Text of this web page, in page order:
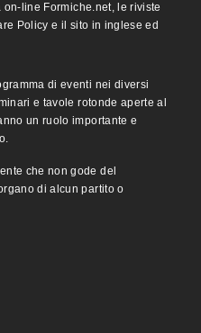
line Formiche.net, le riviste
Policy e il sito in inglese ed
di eventi nei diversi
e tavole rotonde aperte al
un ruolo importante e
che non gode del
di alcun partito o